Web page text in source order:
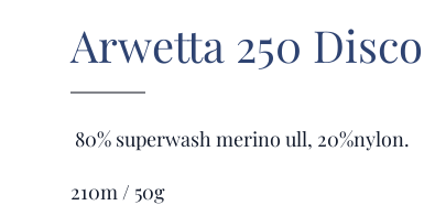
Arwetta 250
80% superwash merino ull, 20%nylon.
210m / 50g